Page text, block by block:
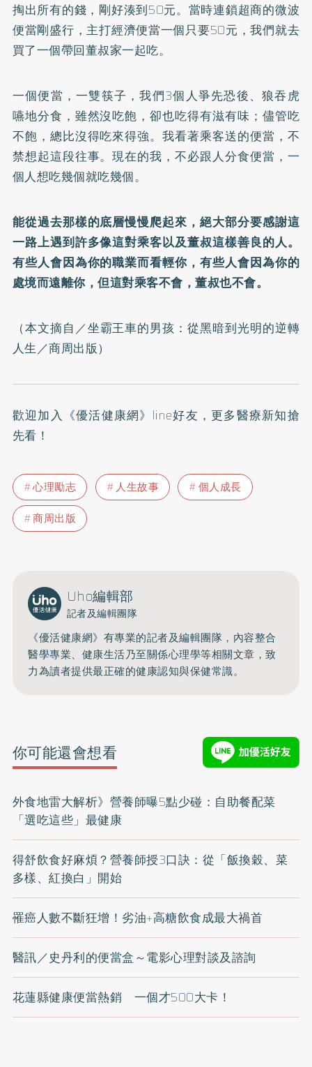
掏出所有的錢，剛好湊到50元。當時連鎖超商的微波
便當剛盛行，主打經濟便當一個只要50元，我們就去
買了一個帶回董叔家一起吃。
一個便當，一雙筷子，我們3個人爭先恐後、狼吞虎
嚥地分食，雖然沒吃飽，卻也吃得有滋有味；儘管吃
不飽，總比沒得吃來得強。我看著乘客送的便當，不
禁想起這段往事。現在的我，不必跟人分食便當，一
個人想吃幾個就吃幾個。
能從過去那樣的底層慢慢爬起來，絕大部分要感謝這
一路上遇到許多像這對乘客以及董叔這樣善良的人。
有些人會因為你的職業而看輕你，有些人會因為你的
處境而遠離你，但這對乘客不會，董叔也不會。
（本文摘自／坐霸王車的男孩：從黑暗到光明的逆轉
人生／商周出版）
歡迎加入 《優活健康網》line好友 ，更多醫療新知搶
先看！
心理勵志 人生故事
個人成長
商周出版
Uho編輯部
記者及編輯團隊
《優活健康網》有專業的記者及編輯團隊，內容整合
醫學專業、健康生活乃至關係心理學等相關文章，致
力為讀者提供最正確的健康認知與保健常識。
你可能還會想看
外食地雷大解析》營養師曝5點少碰：自助餐配菜
「選吃這些」最健康
得舒飲食好麻煩？營養師授3口訣：從「飯換穀、菜
多樣、紅換白」開始
罹癌人數不斷狂增！劣油+高糖飲食成最大禍首
醫訊／史丹利的便當盒～電影心理對談及諮詢
花蓮縣健康便當熱銷 一個才500大卡！